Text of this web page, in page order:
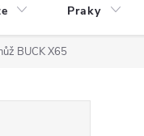
Praky
BUCK X65